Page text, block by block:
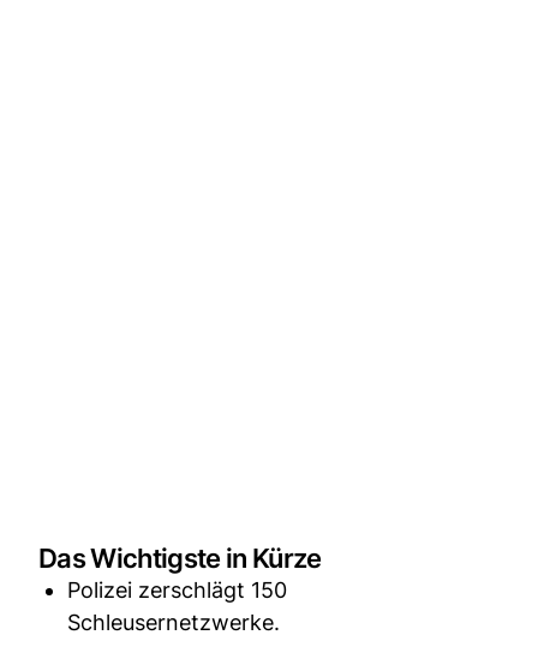
Das Wichtigste in Kürze
Polizei zerschlägt 150
Schleusernetzwerke.